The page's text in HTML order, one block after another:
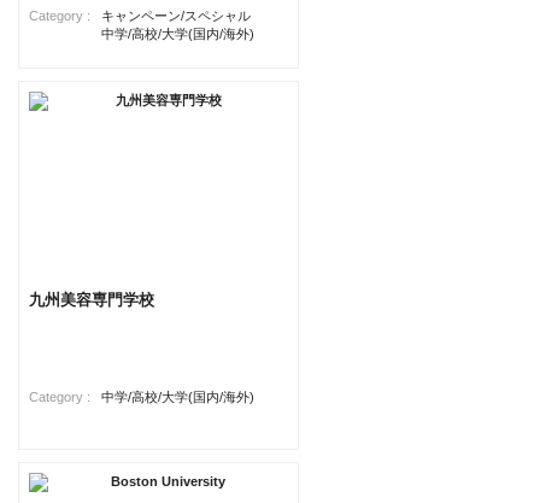
Category :
キャンペーン/スペシャル
中学/高校/大学(国内/海外)
九州美容専門学校
Category : 中学/高校/大学(国内/海外)